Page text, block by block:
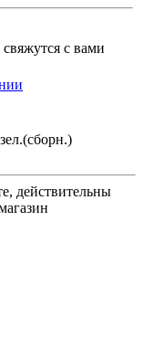
с вами
действительны